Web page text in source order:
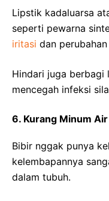
Lipstik kadaluarsa
seperti pewarna
iritasi dan
Hindari juga berbagi
mencegah infeksi
6. Kurang Minum
Bibir nggak punya
kelembapannya
dalam tubuh.